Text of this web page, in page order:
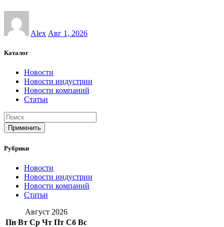
Alex Авг 1, 2026
Каталог
Новости
Новости индустрии
Новости компаний
Статьи
Применить
Рубрики
Новости
Новости индустрии
Новости компаний
Статьи
Август 2026
Пн Вт Ср Чт Пт Сб Вс